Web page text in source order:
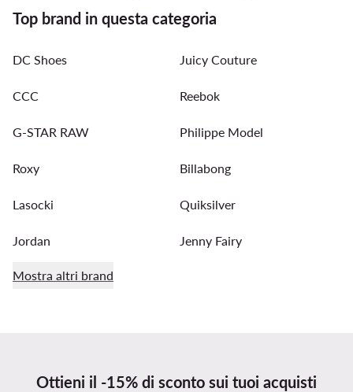
Top brand in questa categoria
DC Shoes Juicy Couture
CCC Reebok
G-STAR RAW Philippe Model
Roxy Billabong
Lasocki Quiksilver
Jordan Jenny Fairy
Mostra altri brand
Ottieni il -15% di sconto sui tuoi acquisti